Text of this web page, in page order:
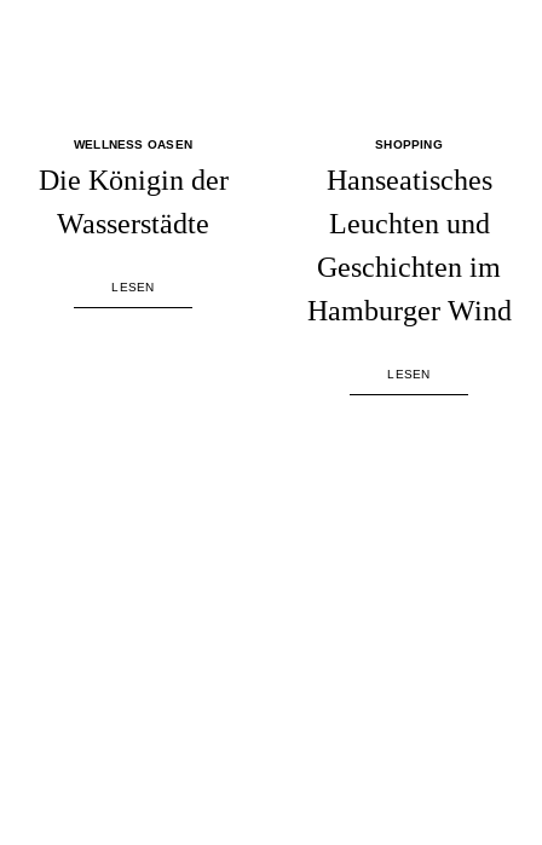
WELLNESS OASEN
Die Königin der
Wasserstädte
LESEN
SHOPPING
Hanseatisches
Leuchten und
Geschichten im
Hamburger Wind
LESEN